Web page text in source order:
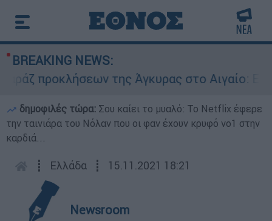
BREAKING NEWS:
της Άγκυρας στο Αιγαίο:
δημοφιλές τώρα: Σου καίει το μυαλό: Το Netflix έφερε
την ταινιάρα του Νόλαν που οι φαν έχουν κρυφό νο1 στην
καρδιά...
┋ Ελλάδα ┋ 15.11.2021 18:21
Newsroom